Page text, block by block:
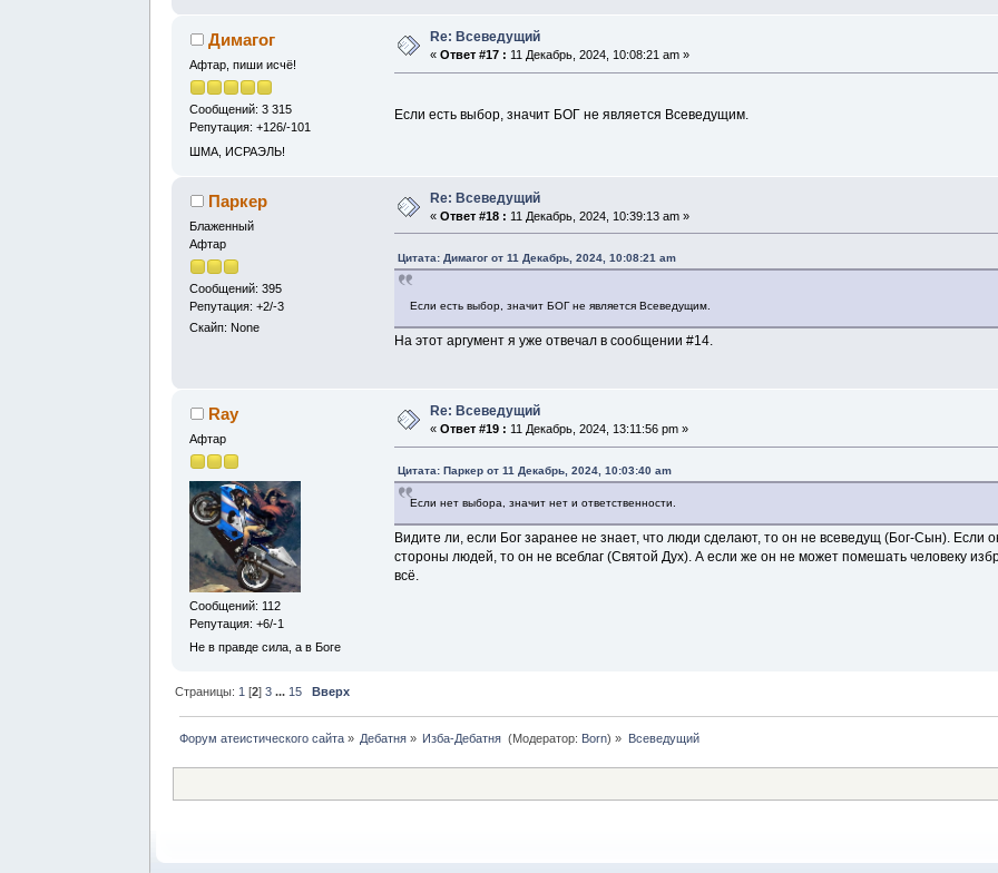
Димагог
Афтар, пиши исчё!
Сообщений: 3 315
Репутация: +126/-101
ШМА, ИСРАЭЛЬ!
Re: Всеведущий
«Ответ #17 : 11 Декабрь, 2024, 10:08:21 am »
Если есть выбор, значит БОГ не является Всеведущим.
Паркер
Блаженный
Афтар
Сообщений: 395
Репутация: +2/-3
Скайп: None
Re: Всеведущий
«Ответ #18 : 11 Декабрь, 2024, 10:39:13 am »
Цитата: Димагог от 11 Декабрь, 2024, 10:08:21 am
Если есть выбор, значит БОГ не является Всеведущим.
На этот аргумент я уже отвечал в сообщении #14.
Ray
Афтар
Сообщений: 112
Репутация: +6/-1
Не в правде сила, а в Боге
Re: Всеведущий
«Ответ #19 : 11 Декабрь, 2024, 13:11:56 pm »
Цитата: Паркер от 11 Декабрь, 2024, 10:03:40 am
Если нет выбора, значит нет и ответственности.
Видите ли, если Бог заранее не знает, что люди сделают, то он не всеведущ (Бог-Сын). Если
стороны людей, то он не всеблаг (Святой Дух). А если же он не может помешать человеку
всё.
Страницы: 1 [2] 3 ... 15 Вверх
Форум атеистического сайта» Дебатня» Изба-Дебатня (Модератор: Born) » Всеведущий